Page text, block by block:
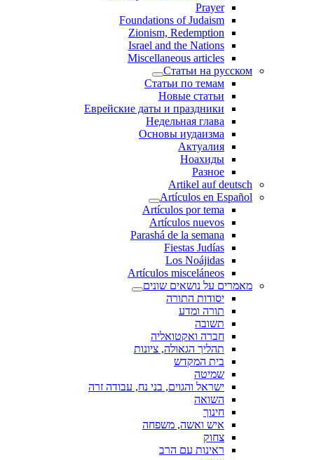
Prayer
Foundations of Judaism
Zionism, Redemption
Israel and the Nations
Miscellaneous articles
Статьи на русском
Статьи по темам
Новые статьи
Еврейские даты и праздники
Недельная глава
Основы иудаизма
Актуалия
Ноахиды
Разное
Artikel auf deutsch
Artículos en Español
Artículos por tema
Artículos nuevos
Parashá de la semana
Fiestas Judías
Los Noájidas
Artículos misceláneos
מאמרים על נושאים שונים
יסודות התורה
תורה ומדע
תשובה
חברה ואקטואליה
תהליך הגאולה, ציונות
בית המקדש
שמיטה
ישראל והגוים, בני נח, עבודה זרה
השואה
חינוך
איש ואשה, משפחה
צחוק
ראינות עם הרב